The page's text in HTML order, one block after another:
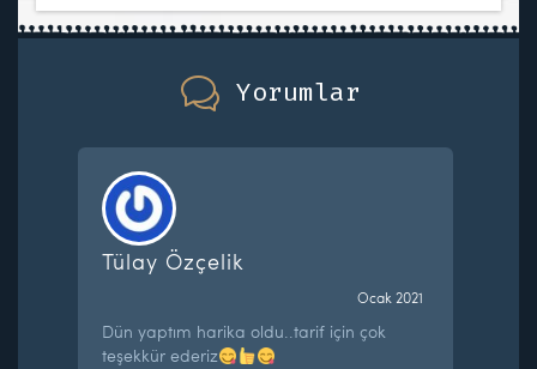
Yorumlar
Tülay Özçelik
Ocak 2021
Dün yaptım harika oldu..tarif için çok
teşekkür ederiz